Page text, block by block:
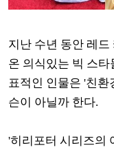
지난 수년 동안 레
온 의식있는 빅 스
표적인 인물은 '친환
슨이 아닐까 한다.
'히리포터 시리즈의